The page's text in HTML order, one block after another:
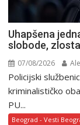
Uhapšena
slobode,
07/08/2026
Policijski
kriminalističko
PU...
Beograd - Vesti